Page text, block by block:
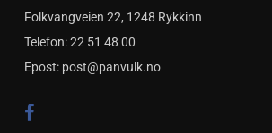
Folkvangveien 22, 1248 Rykkinn
Telefon:22 51 48 00
Epost: post@panvulk.no